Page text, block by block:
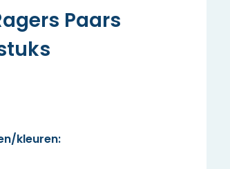
Paars
kleuren: